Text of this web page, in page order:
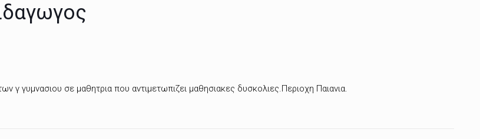
γ γυμνασιου σε μαθητρια που αντιμετωπιζει μαθησιακες δυσκολιες.Περιοχη Παιανια.